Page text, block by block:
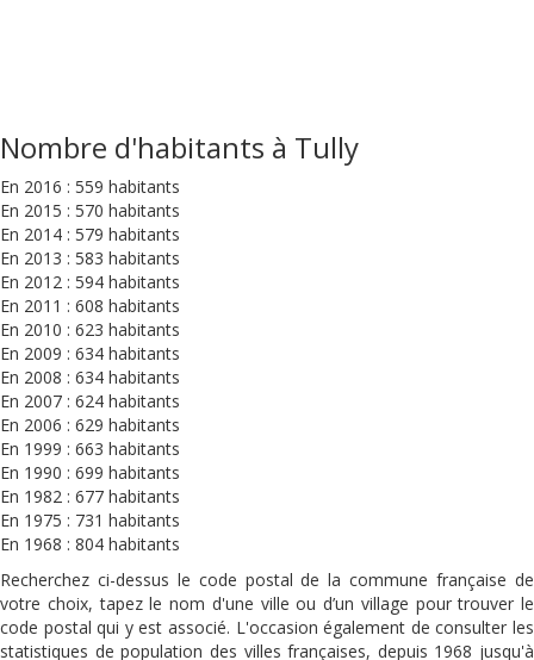
Nombre d'habitants à Tully
En 2016 : 559 habitants
En 2015 : 570 habitants
En 2014 : 579 habitants
En 2013 : 583 habitants
En 2012 : 594 habitants
En 2011 : 608 habitants
En 2010 : 623 habitants
En 2009 : 634 habitants
En 2008 : 634 habitants
En 2007 : 624 habitants
En 2006 : 629 habitants
En 1999 : 663 habitants
En 1990 : 699 habitants
En 1982 : 677 habitants
En 1975 : 731 habitants
En 1968 : 804 habitants
Recherchez ci-dessus le code postal de la commune française de
votre choix, tapez le nom d'une ville ou d’un village pour trouver le
code postal qui y est associé. L'occasion également de consulter les
statistiques de population des villes françaises, depuis 1968 jusqu'à